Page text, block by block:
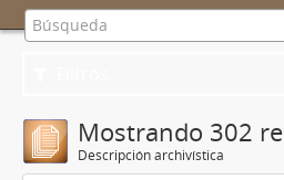
Mostrando 302
Descripción archivística